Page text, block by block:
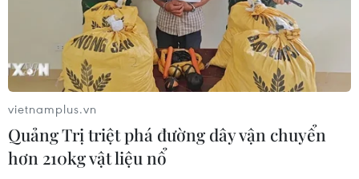
Tổng Bí thư, Chủ tịch nước Tô Lâm
sẽ thăm cấp Nhà nước tới Australia và
New Zealand
Mỹ phát tín hiệu ủng hộ ổn định
đồng won của Hàn Quốc
vietnamplus.vn
Quảng Trị triệt phá đường dây vận chuyển
hơn 210kg vật liệu nổ